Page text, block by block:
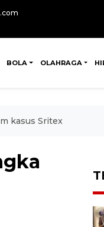
BOLA OLAHRAGA
kasus Sritex